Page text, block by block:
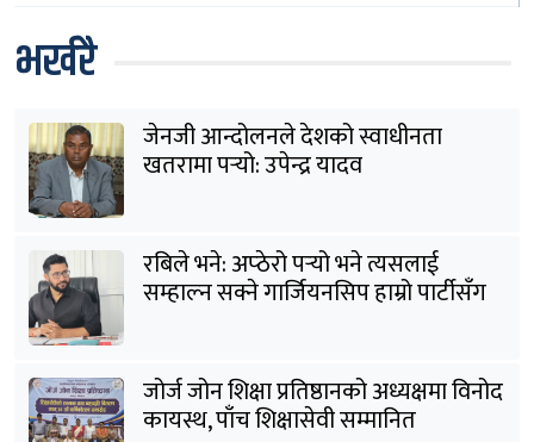
भर्खरै
जेनजी आन्दोलनले देशको स्वाधीनता
खतरामा पर्‍यो: उपेन्द्र यादव
रबिले भने: अप्ठेरो पर्‍यो भने त्यसलाई
सम्हाल्न सक्ने गार्जियनसिप हाम्रो पार्टीसँग
जोर्ज जोन शिक्षा प्रतिष्ठानको अध्यक्षमा विनोद
कायस्थ, पाँच शिक्षासेवी सम्मानित